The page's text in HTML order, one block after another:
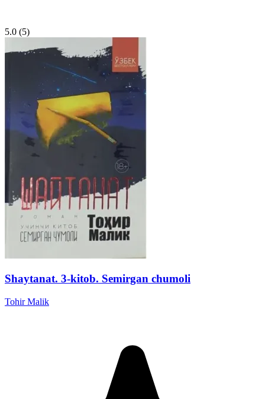
5.0 (5)
Shaytanat. 3-kitob. Semirgan chumoli
Tohir Malik